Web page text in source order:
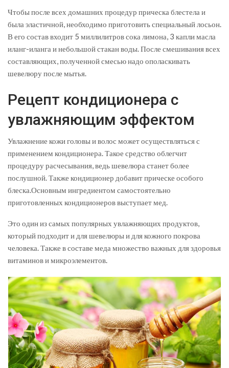
Чтобы после всех домашних процедур прическа блестела и
была эластичной, необходимо приготовить специальный лосьон.
В его состав входит 5 миллилитров сока лимона, 3 капли масла
иланг-иланга и небольшой стакан воды. После смешивания всех
составляющих, полученной смесью надо ополаскивать
шевелюру после мытья.
Рецепт кондиционера с
увлажняющим эффектом
Увлажнение кожи головы и волос может осуществляться с
применением кондиционера. Такое средство облегчит
процедуру расчесывания, ведь шевелюра станет более
послушной. Также кондиционер добавит прическе особого
блеска.Основным ингредиентом самостоятельно
приготовленных кондиционеров выступает мед.
Это один из самых популярных увлажняющих продуктов,
который подходит и для шевелюры и для кожного покрова
человека. Также в составе меда множество важных для здоровья
витаминов и микроэлементов.